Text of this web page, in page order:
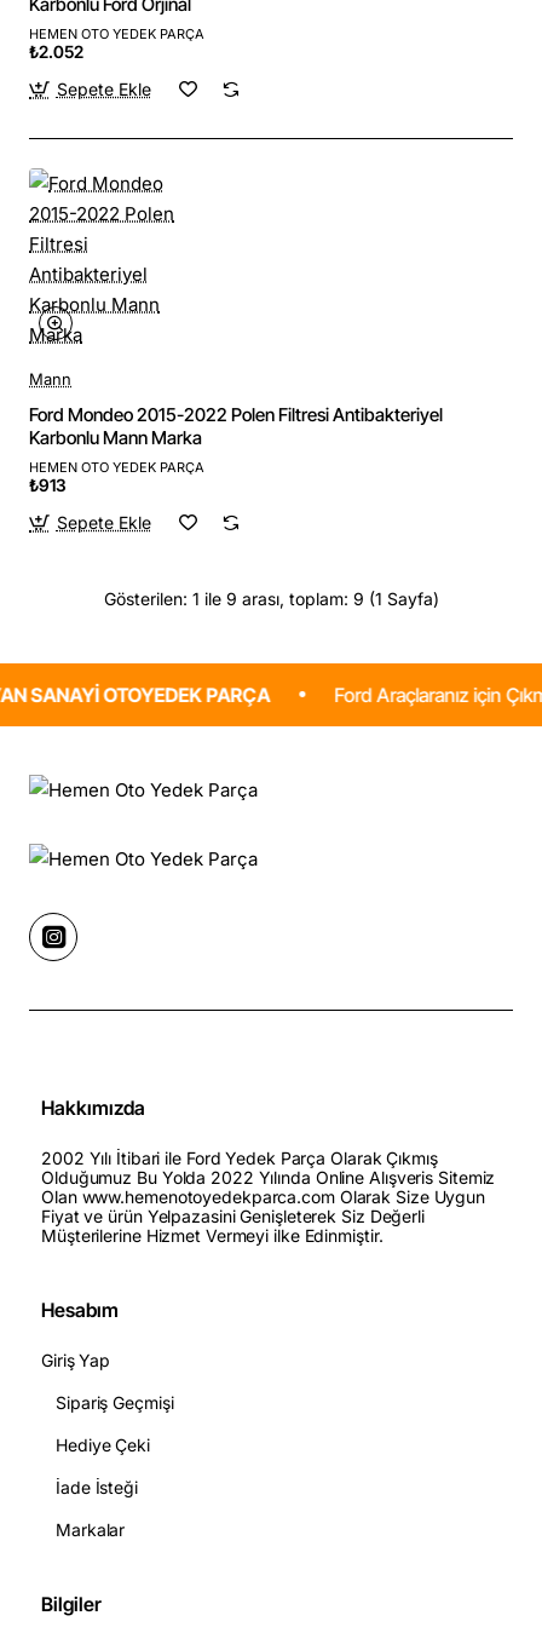
HEMEN OTO YEDEK PARÇA
₺2.052
Sepete Ekle
Mann
Ford Mondeo 2015-2022 Polen Filtresi Antibakteriyel
Karbonlu Mann Marka
HEMEN OTO YEDEK PARÇA
₺913
Sepete Ekle
Gösterilen: 1 ile 9 arası, toplam: 9 (1 Sayfa)
OTOYEDEK PARÇA Ford Araçlaranız için Çıkma ve
Hakkımızda
2002 Yılı İtibari ile Ford Yedek Parça Olarak Çıkmış
Olduğumuz Bu Yolda 2022 Yılında Online Alışveris Sitemiz
Olan www.hemenotoyedekparca.com Olarak Size Uygun
Fiyat ve ürün Yelpazasini Genişleterek Siz Değerli
Müşterilerine Hizmet Vermeyi ilke Edinmiştir.
Hesabım
Giriş Yap
Sipariş Geçmişi
Hediye Çeki
İade İsteği
Markalar
Bilgiler